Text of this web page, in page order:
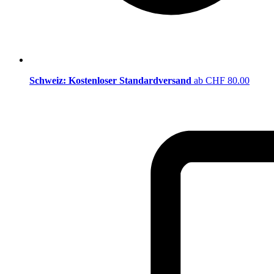
Schweiz: Kostenloser Standardversand ab CHF 80.00